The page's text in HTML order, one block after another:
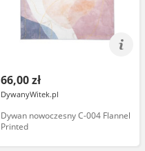
66,00 zł
DywanyWitek.pl
Dywan nowoczesny C-004 Flannel
Printed